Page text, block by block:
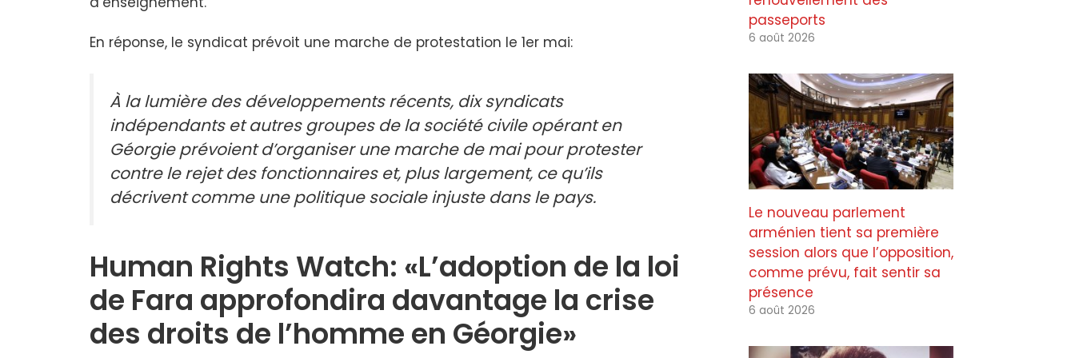
En réponse, le syndicat prévoit une marche de protestation le 1er mai:
À la lumière des développements récents, dix syndicats
indépendants et autres groupes de la société civile opérant en
Géorgie prévoient d’organiser une marche de mai pour protester
contre le rejet des fonctionnaires et, plus largement, ce qu’ils
décrivent comme une politique sociale injuste dans le pays.
Human Rights Watch: «L’adoption de la loi
de Fara approfondira davantage la crise
des droits de l’homme en Géorgie»
passeports
6 août 2026
Le nouveau parlement
arménien tient sa première
session alors que l’opposition,
comme prévu, fait sentir sa
présence
6 août 2026